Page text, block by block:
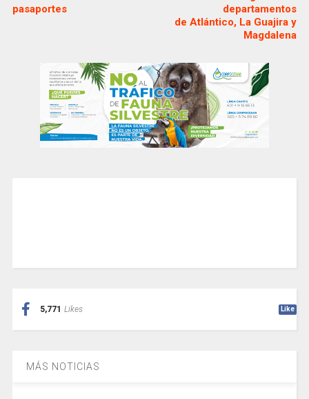
pasaportes
departamentos
de Atlántico, La Guajira y
Magdalena
5,771 Likes Like
MÁS NOTICIAS